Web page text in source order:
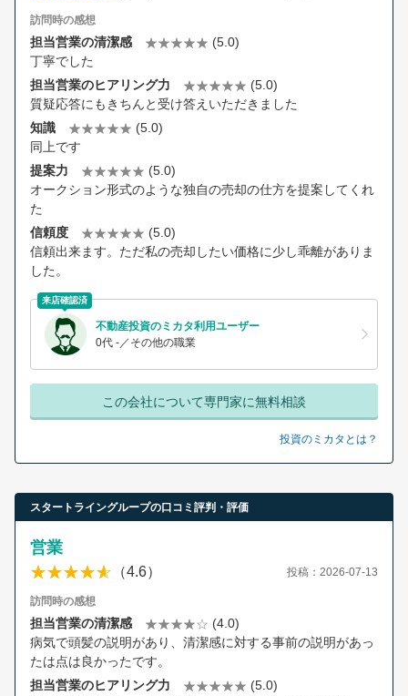
訪問時の感想
担当営業の清潔感
(5.0)
丁寧でした
担当営業のヒアリング力
(5.0)
質疑応答にもきちんと受け答えいただきました
知識
(5.0)
同上です
提案力
(5.0)
オークション形式のような独自の売却の仕方を提案してくれ
た
信頼度
(5.0)
信頼出来ます。ただ私の売却したい価格に少し乖離がありま
した。
来店確認済
不動産投資のミカタ利用ユーザー
0代 -／その他の職業
この会社について専門家に無料相談
投資のミカタとは？
スタートライングループの口コミ評判・評価
営業
（4.6） 投稿：2026-07-13
訪問時の感想
担当営業の清潔感
(4.0)
病気で頭髪の説明があり、清潔感に対する事前の説明があっ
たは点は良かったです。
担当営業のヒアリング力
(5.0)